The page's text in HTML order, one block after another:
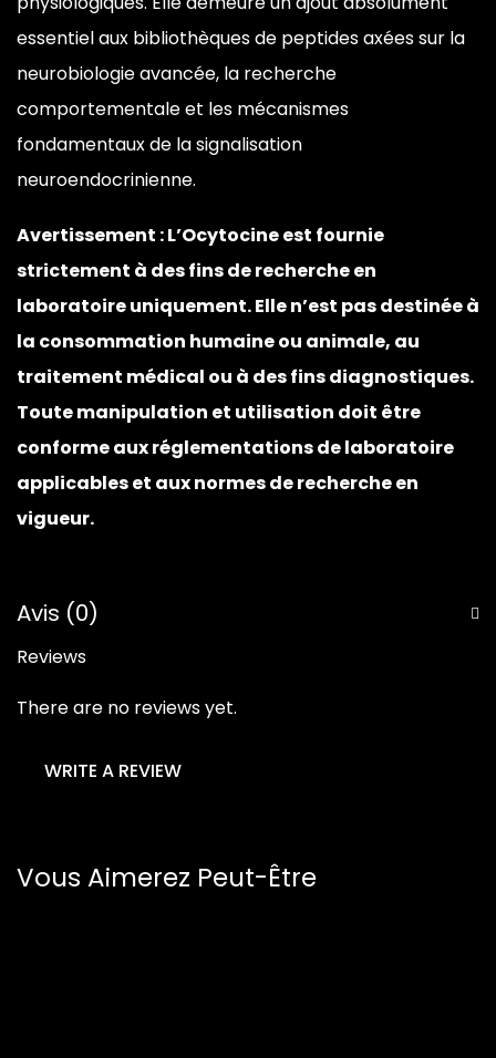
essentiel aux bibliothèquesde peptides axées sur la
neurobiologieavancée, la recherche
comportementaleet les mécanismes
fondamentaux de la signalisation
neuroendocrinienne.
Avertissement : L’Ocytocine est fournie
strictement à des fins de recherche en
laboratoire uniquement. Elle n’est pas destinée à
la consommation humaine ou animale, au
traitement médical ou à des fins diagnostiques.
Toute manipulation et utilisation doit être
conforme aux réglementations de laboratoire
applicables et aux normes de recherche en
vigueur.
Avis (0)
Reviews
There are no reviews yet.
WRITE A REVIEW
Vous Aimerez Peut-Être